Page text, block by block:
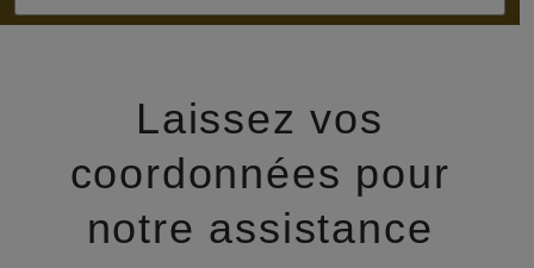
Laissez vos
coordonnées pour
notre assistance